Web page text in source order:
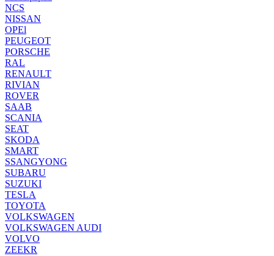
NCS
NISSAN
OPEl
PEUGEOT
PORSCHE
RAL
RENAULT
RIVIAN
ROVER
SAAB
SCANIA
SEAT
SKODA
SMART
SSANGYONG
SUBARU
SUZUKI
TESLA
TOYOTA
VOLKSWAGEN
VOLKSWAGEN AUDI
VOLVO
ZEEKR